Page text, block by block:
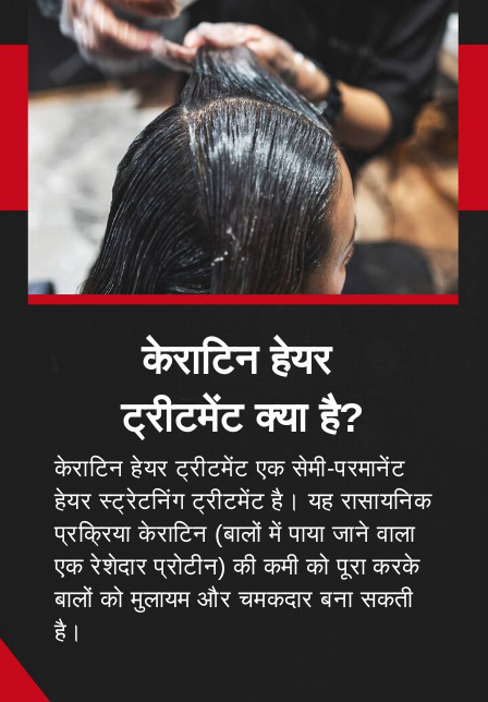
केराटिन हेयर
ट्रीटमेंट क्या है?
केराटिन हेयर ट्रीटमेंट एक सेमी-परमानेंट
हेयर स्ट्रेटनिंग ट्रीटमेंट है। यह रासायनिक
प्रक्रिया केराटिन (बालों में पाया जाने वाला
एक रेशेदार प्रोटीन) की कमी को पूरा करके
बालों को मुलायम और चमकदार बना सकती
है।